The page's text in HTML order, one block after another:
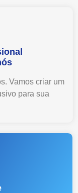
Vamos criar um
para sua